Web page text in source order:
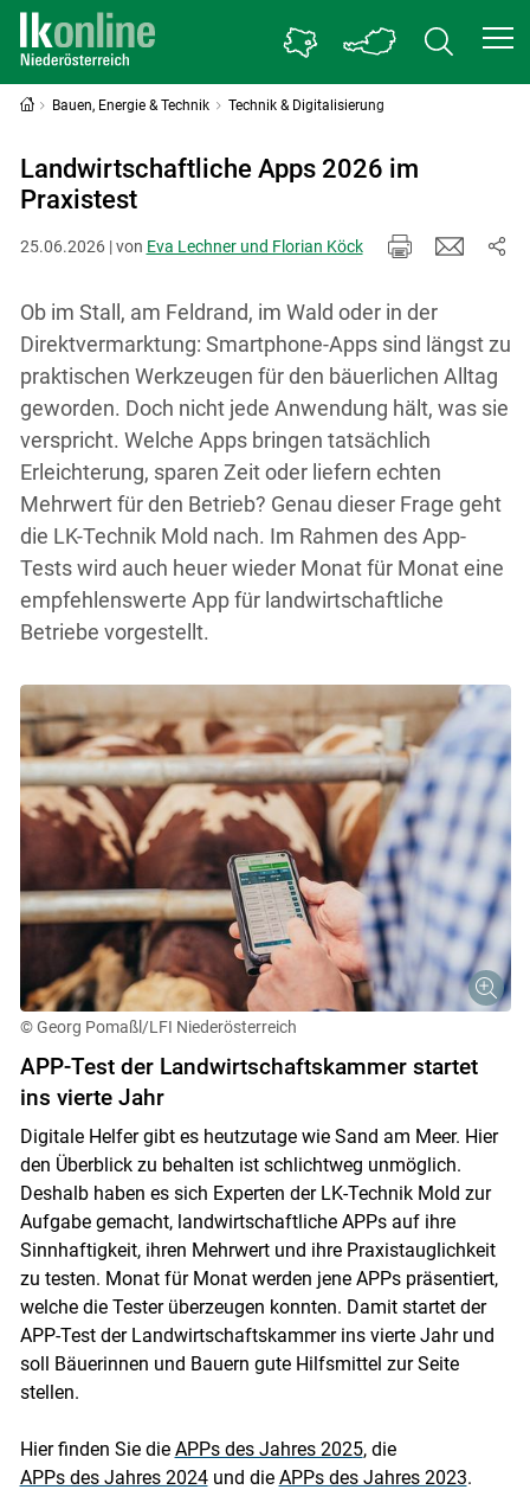
Bauen, Energie & Technik Technik & Digitalisierung
Landwirtschaftliche Apps 2026 im
Praxistest
25.06.2026 | von Eva Lechner und Florian Köck
Ob im Stall, am Feldrand, im Wald oder in der
Direktvermarktung: Smartphone-Apps sind längst zu
praktischen Werkzeugen für den bäuerlichen Alltag
geworden. Doch nicht jede Anwendung hält, was sie
verspricht. Welche Apps bringen tatsächlich
Erleichterung, sparen Zeit oder liefern echten
Mehrwert für den Betrieb? Genau dieser Frage geht
die LK-Technik Mold nach. Im Rahmen des App-
Tests wird auch heuer wieder Monat für Monat eine
empfehlenswerte App für landwirtschaftliche
Betriebe vorgestellt.
© Georg Pomaßl/LFI Niederösterreich
APP-Test der Landwirtschaftskammer startet
ins vierte Jahr
Digitale Helfer gibt es heutzutage wie Sand am Meer. Hier
den Überblick zu behalten ist schlichtweg unmöglich.
Deshalb haben es sich Experten der LK-Technik Mold zur
Aufgabe gemacht, landwirtschaftliche APPs auf ihre
Sinnhaftigkeit, ihren Mehrwert und ihre Praxistauglichkeit
zu testen. Monat für Monat werden jene APPs präsentiert,
welche die Tester überzeugen konnten. Damit startet der
APP-Test der Landwirtschaftskammer ins vierte Jahr und
soll Bäuerinnen und Bauern gute Hilfsmittel zur Seite
stellen.
Hier finden Sie die APPs des Jahres 2025, die
APPs des Jahres 2024und die APPs des Jahres 2023.